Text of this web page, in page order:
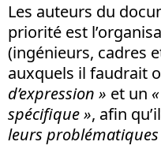
Les auteurs du
priorité est
(ingénieurs, cadres
auxquels il faudrait
d’expression » et un
spécifique », afin
leurs